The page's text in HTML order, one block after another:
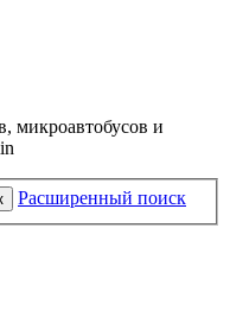
микроавтобусов и
Расширенный поиск